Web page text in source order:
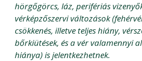
hörgőgörcs, láz, perifériás
vérképzőszervi változások
csökkenés, illetve teljes hiány,
bőrkiütések, és a vér valamennyi
hiánya) is jelentkezhetnek.